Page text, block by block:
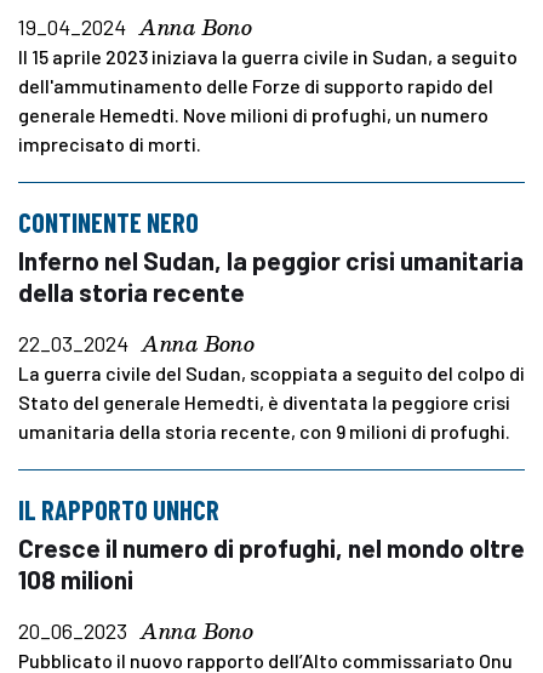
19_04_2024 Anna Bono
Il 15 aprile 2023 iniziava la guerra civile in Sudan, a seguito
dell'ammutinamento delle Forze di supporto rapido del
generale Hemedti. Nove milioni di profughi, un numero
imprecisato di morti.
CONTINENTE NERO
Inferno nel Sudan, la peggior crisi umanitaria
della storia recente
22_03_2024 Anna Bono
La guerra civile del Sudan, scoppiata a seguito del colpo di
Stato del generale Hemedti, è diventata la peggiore crisi
umanitaria della storia recente, con 9 milioni di profughi.
IL RAPPORTO UNHCR
Cresce il numero di profughi, nel mondo oltre
108 milioni
20_06_2023 Anna Bono
Pubblicato il nuovo rapporto dell’Alto commissariato Onu